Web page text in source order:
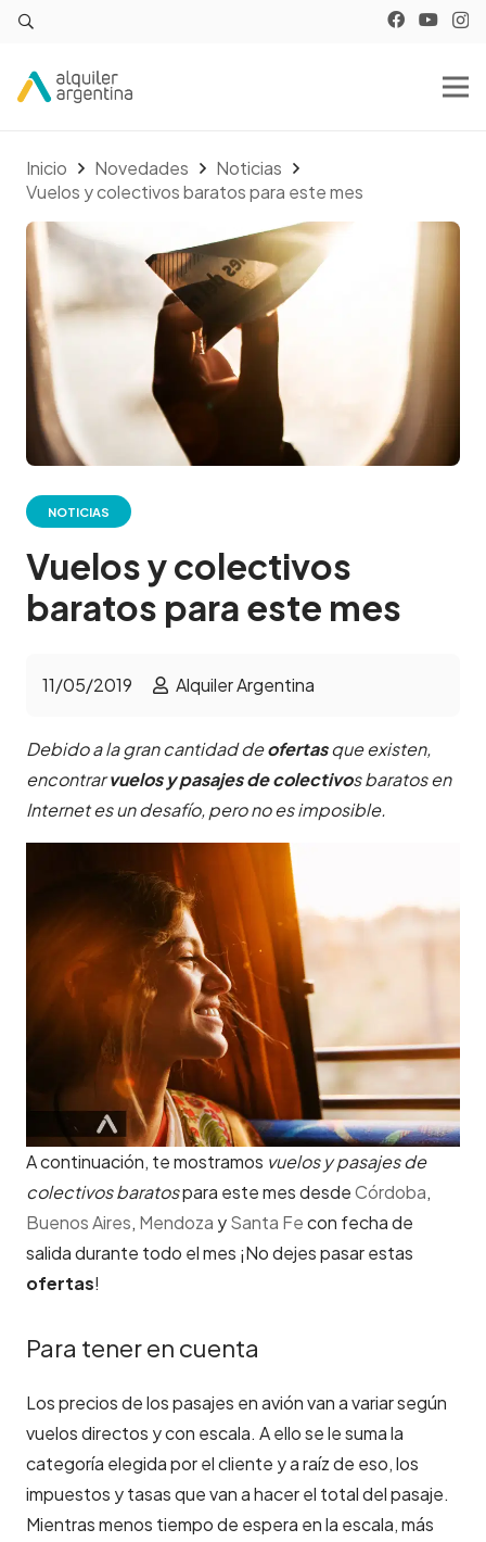
Inicio Novedades
Noticias
Vuelos y colectivos baratos para este mes
NOTICIAS
Vuelos y colectivos
baratos para este mes
11/05/2019 Alquiler Argentina
Debido a la gran cantidad deofertasque existen,
encontrarvuelos y pasajes de colectivos baratos en
Internet es un desafío, pero no es imposible.
A continuación, te mostramos vuelos y pasajes de
colectivos baratospara este mes desdeCórdoba,
Buenos Aires, Mendoza ySanta Fecon fecha de
salida durante todo el mes ¡No dejes pasar estas
ofertas!
Para tener en cuenta
Los precios de los pasajes en avión van a variar según
vuelos directos y con escala. A ello se le suma la
categoría elegida por el cliente y a raíz de eso, los
impuestos y tasas que van a hacer el total del pasaje.
Mientras menos tiempo de espera en la escala, más